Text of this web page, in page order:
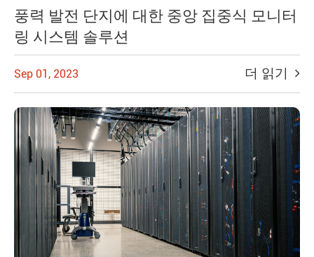
풍력 발전 단지에 대한 중앙 집중식 모니터
링 시스템 솔루션
Sep 01, 2023 더 읽기